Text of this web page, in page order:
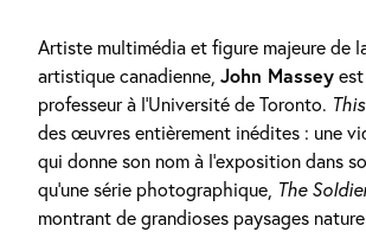
Artiste multimédia et figure majeure de
artistique canadienne, John Massey
professeur à l’Université de Toronto.
des œuvres entièrement inédites : une
qui donne son nom à l’exposition dans
qu’une série photographique, The
montrant de grandioses paysages